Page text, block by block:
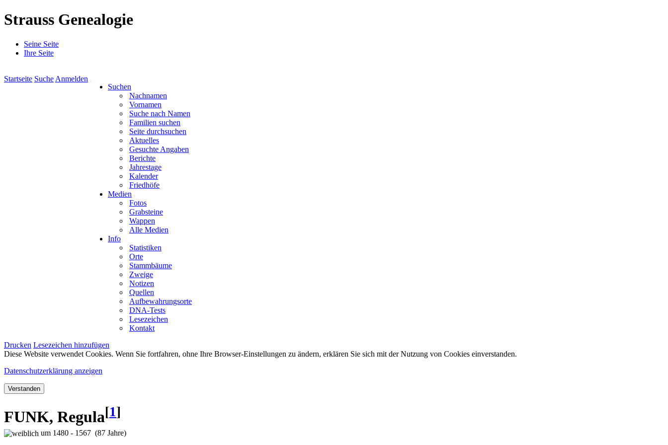
Strauss Genealogie
Seine Seite
Ihre Seite
Startseite Suche Anmelden
Suchen
Nachnamen
Vornamen
Suche nach Namen
Familien suchen
Seite durchsuchen
Aktuelles
Gesuchte Angaben
Berichte
Jahrestage
Kalender
Friedhöfe
Medien
Fotos
Grabsteine
Wappen
Alle Medien
Info
Statistiken
Orte
Stammbäume
Zweige
Notizen
Quellen
Aufbewahrungsorte
DNA-Tests
Lesezeichen
Kontakt
Drucken Lesezeichen hinzufügen
Diese Website verwendet Cookies. Wenn Sie fortfahren, ohne Ihre Browser-Einstellungen zu ändern, erklären Sie sich mit der Nutzung von Cookies einverstanden.
Datenschutzerklärung anzeigen
Verstanden
FUNK, Regula[1]
um 1480 - 1567 (87 Jahre)